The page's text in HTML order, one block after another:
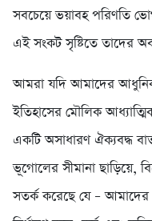
সবচেয়ে ভয়াবহ পরিণতি
এই সংকট সৃষ্টিতে তাদের
আমরা যদি আমাদের
ইতিহাসের মৌলিক
একটি অসাধারণ ঐক্যবদ্ধ
ভূগোলের সীমানা ছাড়িয়ে,
সতর্ক করেছে যে – আমাদের